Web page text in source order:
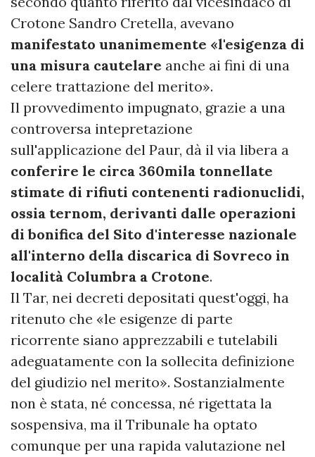
Crotone Sandro Cretella, avevano
manifestato unanimemente «l'esigenza di
una misura cautelare anche ai fini di una
celere trattazione del merito».
Il provvedimento impugnato, grazie a una
controversa intepretazione
sull'applicazione del Paur, dà il via libera a
conferire le circa 360mila tonnellate
stimate di rifiuti contenenti radionuclidi,
ossia ternom, derivanti dalle operazioni
di bonifica del Sito d'interesse nazionale
all'interno della discarica di Sovreco in
località Columbra a Crotone.
Il Tar, nei decreti depositati quest'oggi, ha
ritenuto che «le esigenze di parte
ricorrente siano apprezzabili e tutelabili
adeguatamente con la sollecita definizione
del giudizio nel merito». Sostanzialmente
non è stata, né concessa, né rigettata la
sospensiva, ma il Tribunale ha optato
comunque per una rapida valutazione nel